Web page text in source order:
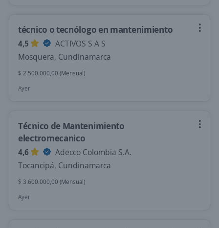
técnico o tecnólogo en mantenimiento
4,5
ACTIVOS S A S
Mosquera, Cundinamarca
$ 2.500.000,00 (Mensual)
Ayer
Técnico de Mantenimiento
electromecanico
4,6
Adecco Colombia S.A.
Tocancipá, Cundinamarca
$ 3.600.000,00 (Mensual)
Ayer